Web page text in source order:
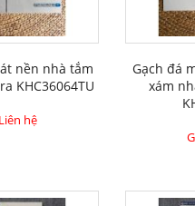
nền nhà tắm
KHC36064TU
hệ
Gạch đá
xám